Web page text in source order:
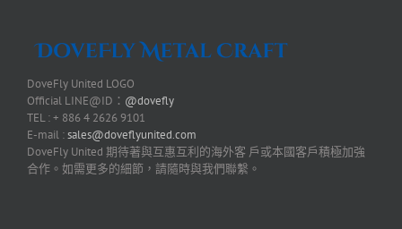
DoveFly United LOGO
Official LINE@ID： @dovefly
TEL : + 886 4 2626 9101
E-mail :sales@doveflyunited.com
DoveFly United 期待著與互惠互利的海外客 戶或本國客戶積極加強
合作。如需更多的細節，請隨時與我們聯繫。